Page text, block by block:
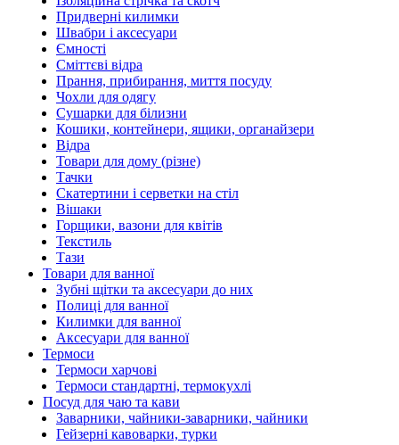
Придверні килимки
Швабри і аксесуари
Ємності
Сміттєві відра
Прання, прибирання, миття посуду
Чохли для одягу
Сушарки для білизни
Кошики, контейнери, ящики, органайзери
Відра
Товари для дому (різне)
Тачки
Скатертини і серветки на стіл
Вішаки
Горщики, вазони для квітів
Текстиль
Тази
Товари для ванної
Зубні щітки та аксесуари до них
Полиці для ванної
Килимки для ванної
Аксесуари для ванної
Термоси
Термоси харчові
Термоси стандартні, термокухлі
Посуд для чаю та кави
Заварники, чайники-заварники, чайники
Гейзерні кавоварки, турки